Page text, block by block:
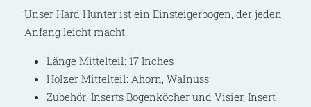
Unser Hard Hunter ist ein Einsteigerbogen, der jeden
Anfang leicht macht.
Länge Mittelteil: 17 Inches
Hölzer Mittelteil: Ahorn, Walnuss
Zubehör: Inserts Bogenköcher und Visier, Insert